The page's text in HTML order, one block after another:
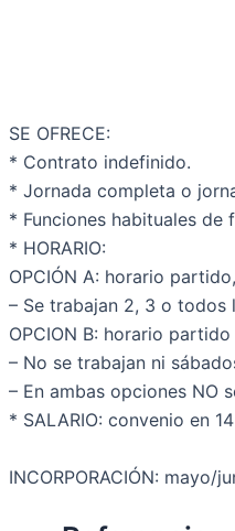
SE OFRECE:
* Contrato indefinido.
* Jornada completa o
* Funciones habituales
* HORARIO:
OPCIÓN A: horario
– Se trabajan 2, 3 o todos
OPCION B: horario
– No se trabajan ni
– En ambas opciones NO
* SALARIO: convenio en
INCORPORACIÓN: mayo/